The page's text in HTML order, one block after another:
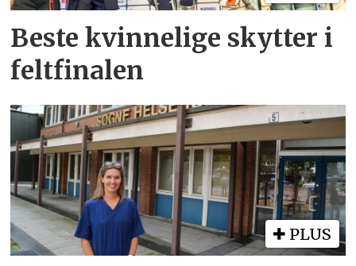
Beste kvinnelige skytter i
feltfinalen
PLUS